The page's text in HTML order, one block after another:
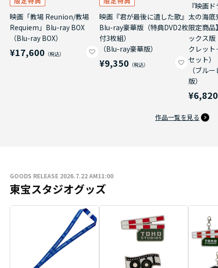
映画「教場 Reunion/教場
Requiem」Blu-ray BOX
（Blu-ray BOX）
¥17,600
映画『君が最後に遺した歌』
Blu-ray豪華版（特典DVD2枚
付3枚組）
（Blu-ray豪華版）
¥9,350
『映画
太の海底
限定商品
ックス
クレッ
セット）
（ブル
版）
¥6,820
作品一覧を見る
GOODS RELEASE 2026.7.22 AM11:00
東宝スタジオグッズ